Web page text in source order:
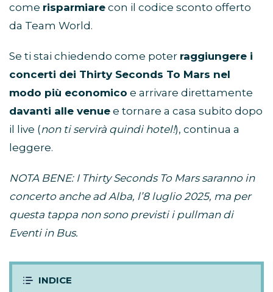
come risparmiare con il codice sconto offerto
da Team World.
Se ti stai chiedendo come poter raggiungere i
concerti dei Thirty Seconds To Mars nel
modo più economico e arrivare direttamente
davanti alle venue e tornare a casa subito dopo
il live (non ti servirà quindi hotel!), continua a
leggere.
NOTA BENE: I Thirty Seconds To Mars saranno in
concerto anche ad Alba, l’8 luglio 2025, ma per
questa tappa non sono previsti i pullman di
Eventi in Bus.